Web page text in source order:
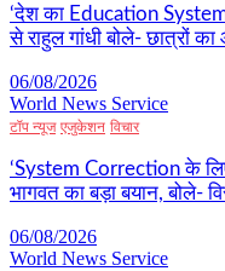
‘देश का Education
से राहुल गांधी बोले- छात्रों
06/08/2026
World News Service
टॉप न्यूज एजुकेशन विचार
‘System Correction के
भागवत का बड़ा बयान, बोले-
06/08/2026
World News Service